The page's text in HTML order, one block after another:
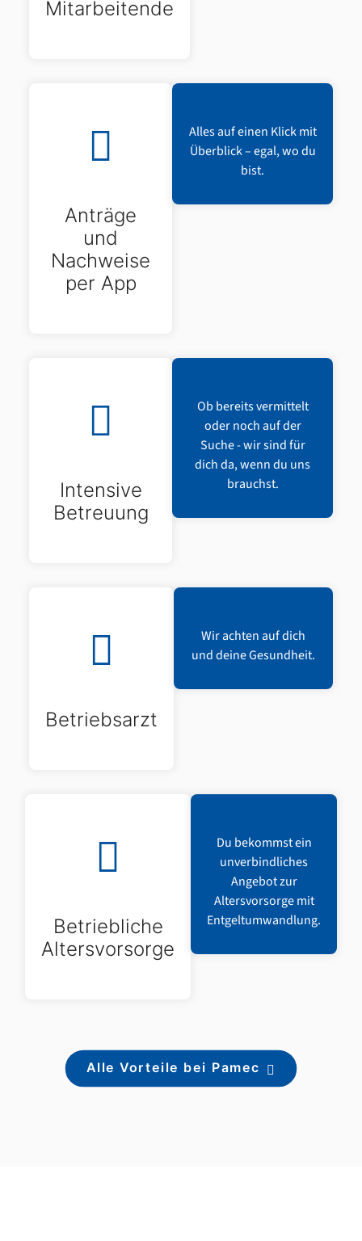
Mitarbeitende
Anträge
und
Nachweise
per App
Alles auf einen Klick mit
Überblick – egal, wo du
bist.
Intensive
Betreuung
Ob bereits vermittelt
oder noch auf der
Suche - wir sind für
dich da, wenn du uns
brauchst.
Betriebsarzt
Wir achten auf dich
und deine Gesundheit.
Betriebliche
Altersvorsorge
Du bekommst ein
unverbindliches
Angebot zur
Altersvorsorge mit
Entgeltumwandlung.
Alle Vorteile bei Pamec